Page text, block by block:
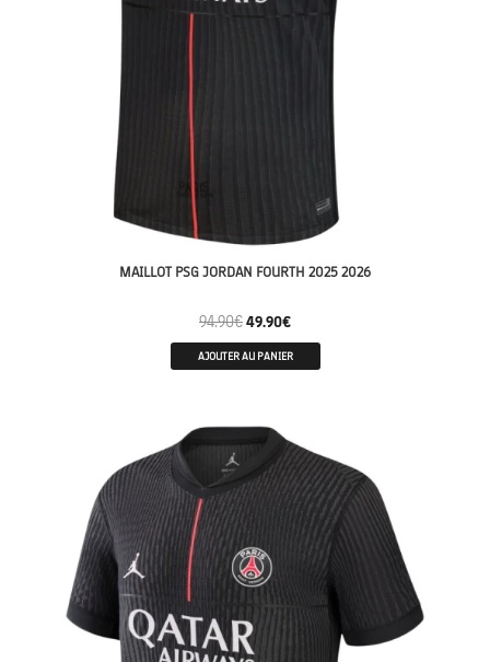
MAILLOT PSG JORDAN FOURTH 2025 2026
94.90€49.90€
AJOUTER AU PANIER